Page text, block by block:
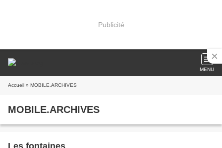
Publicité
MENU
Accueil » MOBILE.ARCHIVES
MOBILE.ARCHIVES
Les fontaines